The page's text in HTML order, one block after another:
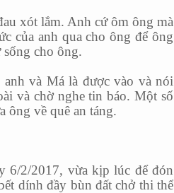
xót lắm. Anh cứ ôm ông mà
của anh qua cho ông để ông
cho ông.
và Má là được vào và nói
và chờ nghe tin báo. Một số
ông về quê an táng.
6/2/2017, vừa kịp lúc để đón
dính đầy bùn đất chở thi thể